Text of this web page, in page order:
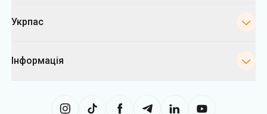
Укрпас
Інформація